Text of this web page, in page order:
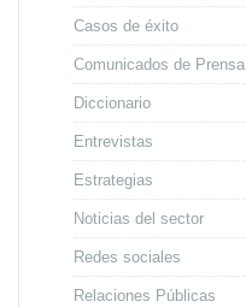
Casos de éxito
Comunicados de Prensa
Diccionario
Entrevistas
Estrategias
Noticias del sector
Redes sociales
Relaciones Públicas